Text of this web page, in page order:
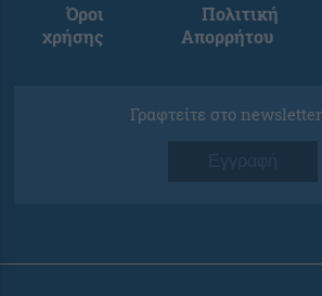
Όροι
χρήσης
Πολιτική
Απορρήτου
Γραφτείτε στο
Εγγραφή